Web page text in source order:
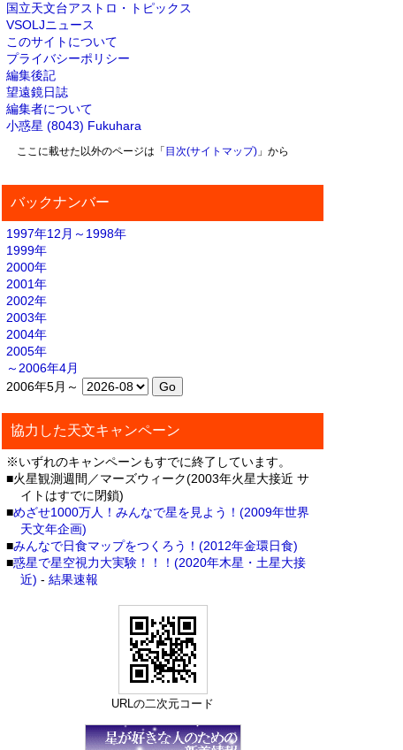
国立天文台アストロ・トピックス
VSOLJニュース
このサイトについて
プライバシーポリシー
編集後記
望遠鏡日誌
編集者について
小惑星 (8043) Fukuhara
ここに載せた以外のページは「 目次(サイトマップ)」から
バックナンバー
1997年12月～1998年
1999年
2000年
2001年
2002年
2003年
2004年
2005年
～2006年4月
2006年5月～
協力した天文キャンペーン
※いずれのキャンペーンもすでに終了しています。
■火星観測週間／マーズウィーク(2003年火星大接近 サ
イトはすでに閉鎖)
■めざせ1000万人！みんなで星を見よう！(2009年世界
天文年企画)
■みんなで日食マップをつくろう！(2012年金環日食)
■惑星で星空視力大実験！！！(2020年木星・土星大接
近) -結果速報
URLの二次元コード